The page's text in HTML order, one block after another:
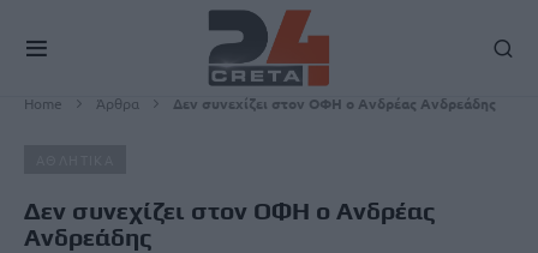
Home Άρθρα Δεν συνεχίζει στον ΟΦΗ ο Ανδρέας Ανδρεάδης
Δεν συνεχίζει στον ΟΦΗ ο Ανδρέας
Ανδρεάδης